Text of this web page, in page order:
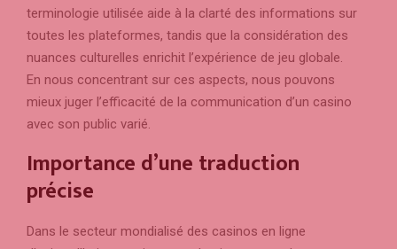
terminologie utilisée aide à la clarté des informations sur
toutes les plateformes, tandis que la considération des
nuances culturelles enrichit l’expérience de jeu globale.
En nous concentrant sur ces aspects, nous pouvons
mieux juger l’efficacité de la communication d’un casino
avec son public varié.
Importance d’une traduction
précise
Dans le secteur mondialisé des casinos en ligne